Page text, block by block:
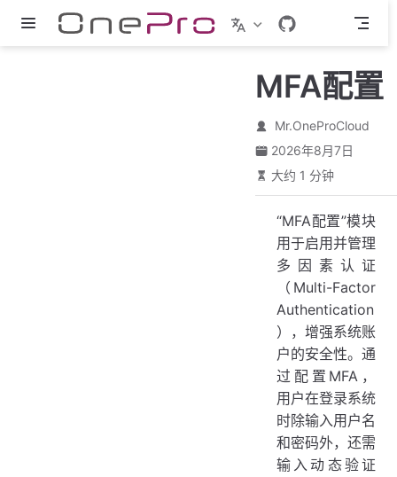
跳至主要內容
MFA配置
Mr.OneProCloud
2026年8月7日
大约 1 分钟
“MFA配置”模块
用于启用并管理
多因素认证
（Multi-Factor
Authentication
），增强系统账
户的安全性。通
过配置MFA，
用户在登录系统
时除输入用户名
和密码外，还需
输入动态验证